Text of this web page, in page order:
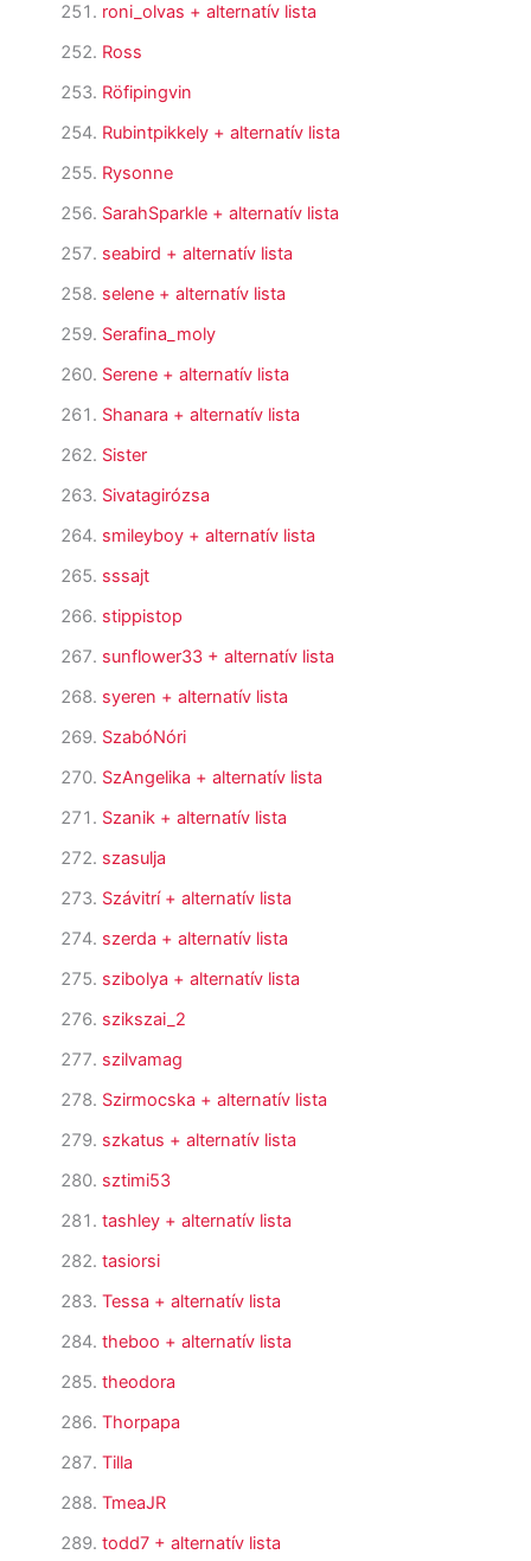
roni_olvas + alternatív lista
Ross
Röfipingvin
Rubintpikkely + alternatív lista
Rysonne
SarahSparkle + alternatív lista
seabird + alternatív lista
selene + alternatív lista
Serafina_moly
Serene + alternatív lista
Shanara + alternatív lista
Sister
Sivatagirózsa
smileyboy + alternatív lista
sssajt
stippistop
sunflower33 + alternatív lista
syeren + alternatív lista
SzabóNóri
SzAngelika + alternatív lista
Szanik + alternatív lista
szasulja
Szávitrí + alternatív lista
szerda + alternatív lista
szibolya + alternatív lista
szikszai_2
szilvamag
Szirmocska + alternatív lista
szkatus + alternatív lista
sztimi53
tashley + alternatív lista
tasiorsi
Tessa + alternatív lista
theboo + alternatív lista
theodora
Thorpapa
Tilla
TmeaJR
todd7 + alternatív lista